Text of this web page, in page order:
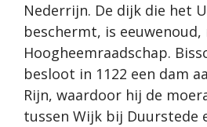
Nederrijn. De dijk die het
beschermt, is
Hoogheemraadschap.
besloot in 1122 een dam
Rijn, waardoor hij de
tussen Wijk bij Duurstede